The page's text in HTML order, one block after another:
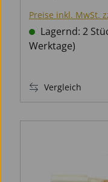
Preise inkl. MwSt.
Lagernd: 2
Werktage)
Vergleich